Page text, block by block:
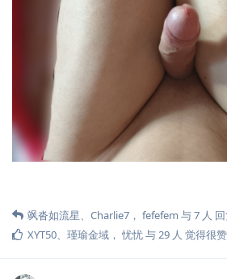
飒沓如流星、 Charlie7 ， fefefem 与7 人
XYT50、 瑾瑜金域 ， 忧忧与29 人 觉得很赞